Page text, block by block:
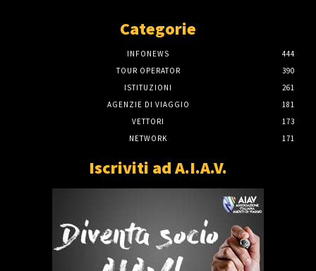
Categorie
INFONEWS
444
TOUR OPERATOR
390
ISTITUZIONI
261
AGENZIE DI VIAGGIO
181
VETTORI
173
NETWORK
171
Iscriviti ad A.I.A.V.